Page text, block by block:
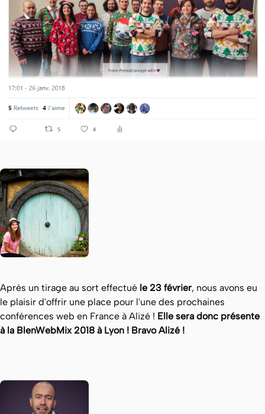
Après un tirage au sort effectué le 23 février, nous avons eu
le plaisir d'offrir une place pour l'une des prochaines
conférences web en France à Alizé ! Elle sera donc présente
à la BlenWebMix 2018 à Lyon ! Bravo Alizé !